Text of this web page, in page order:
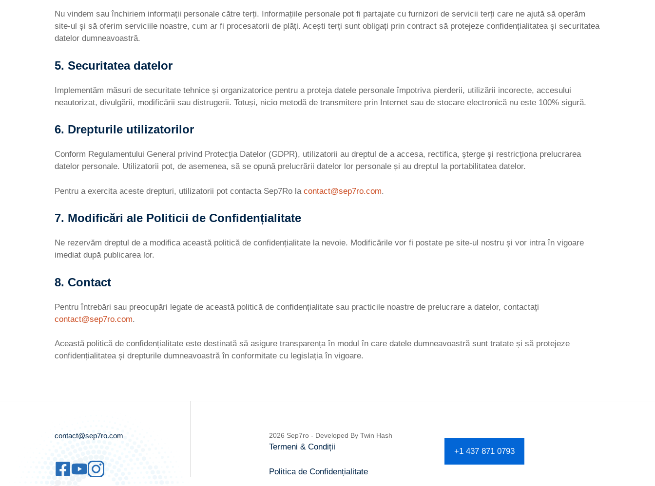
Nu vindem sau închiriem informații personale către terți. Informațiile personale pot fi partajate cu furnizori de servicii terți care ne ajută să operăm
site-ul și să oferim serviciile noastre, cum ar fi procesatorii de plăți. Acești terți sunt obligați prin contract să protejeze confidențialitatea și securitatea
datelor dumneavoastră.
5. Securitatea datelor
Implementăm măsuri de securitate tehnice și organizatorice pentru a proteja datele personale împotriva pierderii, utilizării incorecte, accesului
neautorizat, divulgării, modificării sau distrugerii. Totuși, nicio metodă de transmitere prin Internet sau de stocare electronică nu este 100% sigură.
6. Drepturile utilizatorilor
Conform Regulamentului General privind Protecția Datelor (GDPR), utilizatorii au dreptul de a accesa, rectifica, șterge și restricționa prelucrarea
datelor personale. Utilizatorii pot, de asemenea, să se opună prelucrării datelor lor personale și au dreptul la portabilitatea datelor.
Pentru a exercita aceste drepturi, utilizatorii pot contacta Sep7Ro la contact@sep7ro.com.
7. Modificări ale Politicii de Confidențialitate
Ne rezervăm dreptul de a modifica această politică de confidențialitate la nevoie. Modificările vor fi postate pe site-ul nostru și vor intra în vigoare
imediat după publicarea lor.
8. Contact
Pentru întrebări sau preocupări legate de această politică de confidențialitate sau practicile noastre de prelucrare a datelor, contactați
contact@sep7ro.com.
Această politică de confidențialitate este destinată să asigure transparența în modul în care datele dumneavoastră sunt tratate și să protejeze
confidențialitatea și drepturile dumneavoastră în conformitate cu legislația în vigoare.
contact@sep7ro.com 2026 Sep7ro - Developed By Twin Hash
Termeni & Condiții
Politica de Confidențialitate
+1 437 871 0793